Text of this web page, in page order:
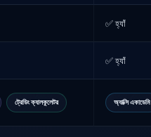
✅ হ্যাঁ
✅ হ্যাঁ
ট্রেডিং ক্যালকুলেটর অ্যাক্সি একাডেমি